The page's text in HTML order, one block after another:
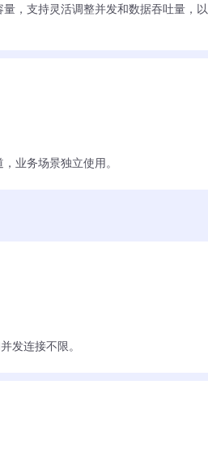
，支持灵活调整并发和数据吞吐量，以
业务场景独立使用。
发连接不限。